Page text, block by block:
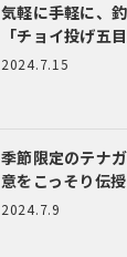
気軽に手軽に、
「チョイ投げ五
2024.7.15
季節限定のテナ
意をこっそり伝授
2024.7.9